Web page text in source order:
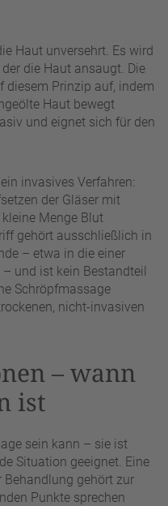
Haut unversehrt. Es wird
die Haut ansaugt. Die
diesem Prinzip auf, indem
Haut bewegt
und eignet sich für den
invasives Verfahren:
der Gläser mit
Menge Blut
gehört ausschließlich in
– etwa in die einer
und ist kein Bestandteil
Schröpfmassage
nicht-invasiven
– wann
ist
sein kann – sie ist
Situation geeignet. Eine
gehört zur
Punkte sprechen